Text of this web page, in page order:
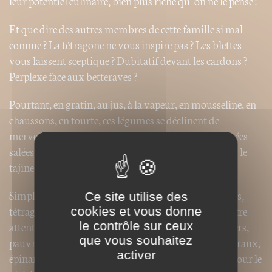
Et que dire des autres membres de cette famille si mal
connue ? La tétragone ne vous inspire pas ? Les blettes
vous laissent sceptique ? Dubitatif devant les cardons ?
Perplexe face aux betteraves ?
Pourtant, en gratin, au jus, à la vapeur, en mousseline, en
chaussons, en tourte, ces légumes se déclinent de
merveilleuses façons, des tartelettes aux blettes sucrées
salées au curry d’épinards et bananes, en passant par le
tajine de poulet aux cardons.
Simplement et au quotidien, mais pour tous les goûts,
tétragone, blettes, betteraves et cardons méritent votre
attention ! D’ailleurs, vous avez tout à y gagner : légers,
pauvres en calories mais riches en vitamines et minéraux,
épinards et C
ont leur place obligée sur nos tables, pour le
Ce site utilise des
cookies et vous donne
le contrôle sur ceux
que vous souhaitez
activer